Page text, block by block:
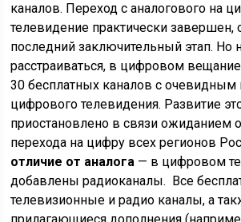
каналов. Переход с аналогового на
телевидение практически завершен,
последний заключительный этап. Но
расстраиваться, в цифровом
30 бесплатных каналов с очевидным
цифрового телевидения. Развитие
приостановлено в связи ожиданием
перехода на цифру всех регионов
отличие от аналога — в цифровом
добавлены радиоканалы. Все
телевизионные и радио каналы, а